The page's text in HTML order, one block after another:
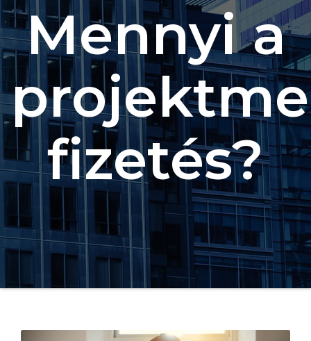
Mennyi a
fizetés?